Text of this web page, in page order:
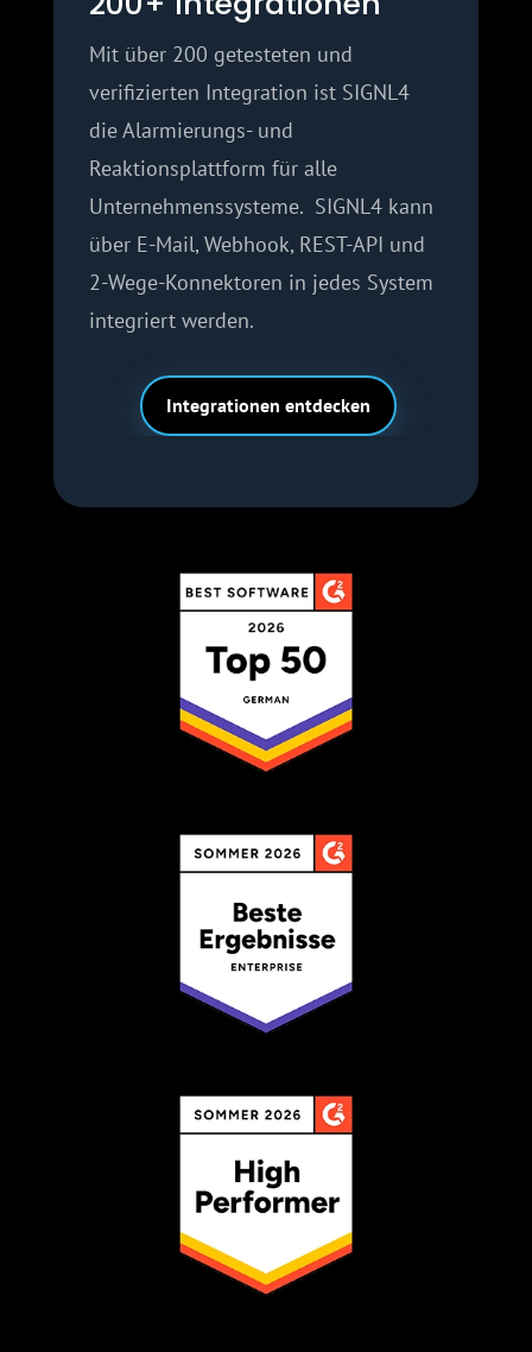
Mit über 200 getesteten und
verifizierten Integration ist SIGNL4
die Alarmierungs- und
Reaktionsplattform für alle
Unternehmenssysteme. SIGNL4 kann
über E-Mail, Webhook, REST-API und
2-Wege-Konnektoren in jedes System
integriert werden.
Integrationen entdecken